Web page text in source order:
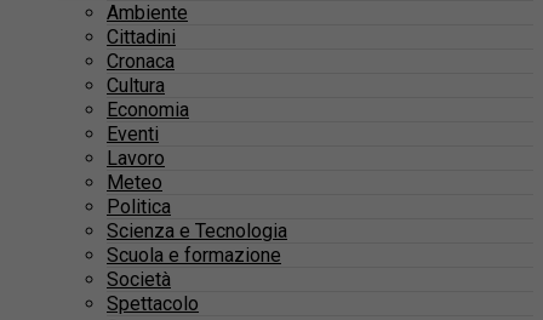
Ambiente
Cittadini
Cronaca
Cultura
Economia
Eventi
Lavoro
Meteo
Politica
Scienza e Tecnologia
Scuola e formazione
Società
Spettacolo